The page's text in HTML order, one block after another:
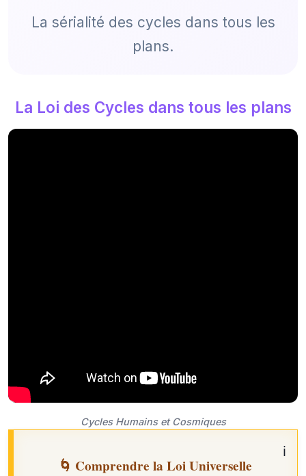
La sérialité des cycles dans tous les
plans.
La Loi des Cycles dans tous les plans
Cycles Humains et Cosmiques
🌀 Comprendre la Loi Universelle